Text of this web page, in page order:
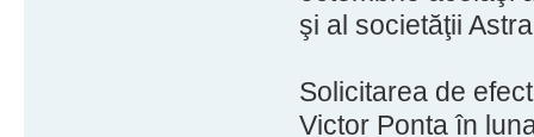
şi al societăţii
Solicitarea de
Victor Ponta în